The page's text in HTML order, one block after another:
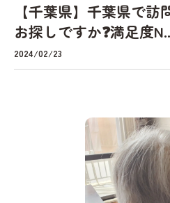
【千葉県】千葉県で
お探しですか❓満足度
2024/02/23